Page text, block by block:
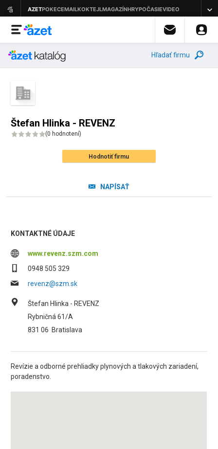
Hľadať firmu
Štefan Hlinka - REVENZ
(0 hodnotení)
Hodnotiť firmu
NAPÍSAŤ
KONTAKTNÉ ÚDAJE
www.revenz.szm.com
0948 505 329
revenz@szm.sk
Štefan Hlinka - REVENZ
Rybničná 61/A
831 06 Bratislava
Revízie a odborné prehliadky plynových a tlakových zariadení,
poradenstvo.